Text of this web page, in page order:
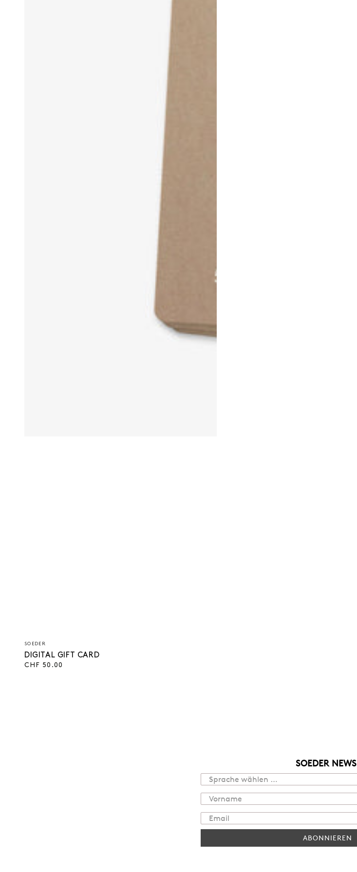
Verkäufer/in:
SOEDER
DIGITAL GIFT CARD
Regulärer
CHF 50.00
SOEDER NEWS
ABONNIEREN